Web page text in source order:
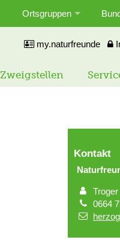
Ortsgruppen
my.naturfreunde
Zweigstellen
Kontakt
0664